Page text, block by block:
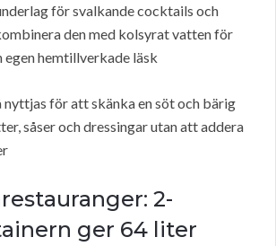
för svalkande cocktails och
den med kolsyrat vatten för
hemtillverkade läsk
nyttjas för att skänka en söt och bärig
såser och dressingar utan att addera
2-
ger 64 liter